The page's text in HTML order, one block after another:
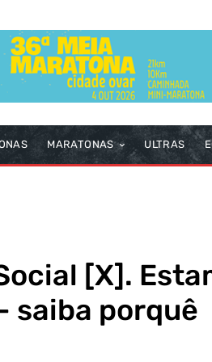
MARATONAS ULTRAS
[X].
saiba porquê